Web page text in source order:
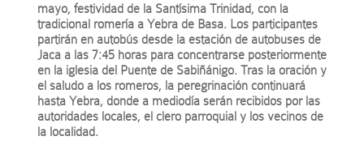
mayo, festividad de la Santísima Trinidad, con la
tradicional romería a Yebra de Basa. Los participantes
partirán en autobús desde la estación de autobuses de
Jaca a las 7:45 horas para concentrarse posteriormente
en la iglesia del Puente de Sabiñánigo. Tras la oración y
el saludo a los romeros, la peregrinación continuará
hasta Yebra, donde a mediodía serán recibidos por las
autoridades locales, el clero parroquial y los vecinos de
la localidad.